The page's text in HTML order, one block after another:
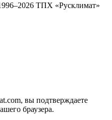
ТПХ «Русклимат»
вы подтверждаете
браузера.